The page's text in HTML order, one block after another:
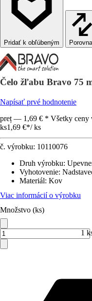
Čelo žľabu Bravo 75
Napísať prvé hodnotenie
preț — 1,69 € * Všetky ceny
ks1,69 €*/ ks
č. výrobku: 10110076
Druh výrobku:
Vyhotovenie:
Materiál: Kov
Viac informácií o výrobku
Množstvo (ks)
1